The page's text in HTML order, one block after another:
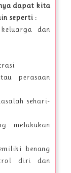
dapat kita
seperti :
dan
perasaan
sehari-
melakukan
benang
diri dan